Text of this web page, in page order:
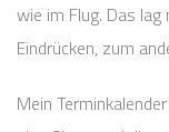
wie im Flug. Das
Eindrücken, zum
Mein